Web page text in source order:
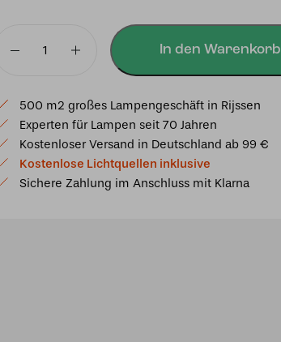
Mini
104
Menge
In den Warenkorb
500 m2 großes Lampengeschäft in Rijssen
Experten für Lampen seit 70 Jahren
Kostenloser Versand in Deutschland ab 99 €
Kostenlose Lichtquellen inklusive
Sichere Zahlung im Anschluss mit Klarna